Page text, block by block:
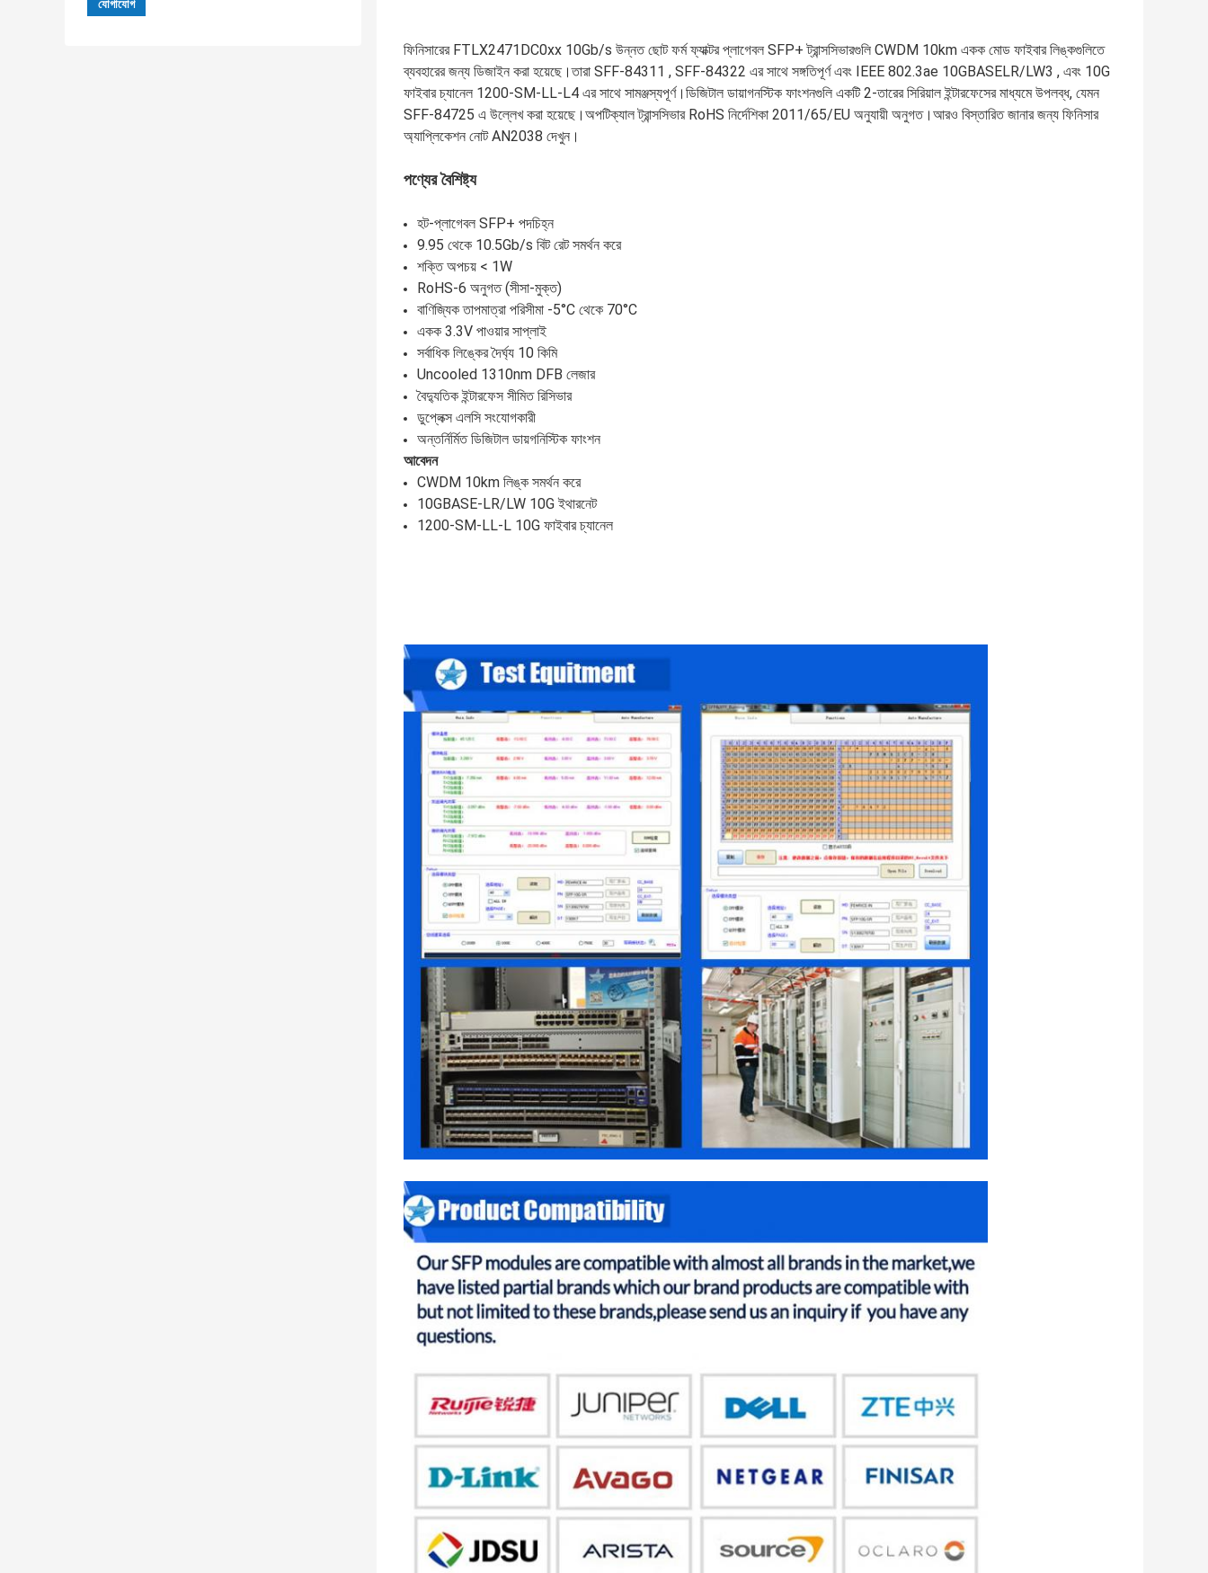
ফিনিসারের FTLX2471DC0xx 10Gb/s উন্নত ছোট ফর্ম ফ্যাক্টর প্লাগেবল SFP+ ট্রান্সসিভারগুলি CWDM 10km একক মোড ফাইবার লিঙ্কগুলিতে
ব্যবহারের জন্য ডিজাইন করা হয়েছে।তারা SFF-84311 , SFF-84322 এর সাথে সঙ্গতিপূর্ণ এবং IEEE 802.3ae 10GBASELR/LW3 , এবং 10G
ফাইবার চ্যানেল 1200-SM-LL-L4 এর সাথে সামঞ্জস্যপূর্ণ।ডিজিটাল ডায়াগনস্টিক ফাংশনগুলি একটি 2-তারের সিরিয়াল ইন্টারফেসের মাধ্যমে উপলব্ধ, যেমন
SFF-84725 এ উল্লেখ করা হয়েছে।অপটিক্যাল ট্রান্সসিভার RoHS নির্দেশিকা 2011/65/EU অনুযায়ী অনুগত।আরও বিস্তারিত জানার জন্য ফিনিসার
অ্যাপ্লিকেশন নোট AN2038 দেখুন।
পণ্যের বৈশিষ্ট্য
হট-প্লাগেবল SFP+ পদচিহ্ন
9.95 থেকে 10.5Gb/s বিট রেট সমর্থন করে
শক্তি অপচয় < 1W
RoHS-6 অনুগত (সীসা-মুক্ত)
বাণিজ্যিক তাপমাত্রা পরিসীমা -5°C থেকে 70°C
একক 3.3V পাওয়ার সাপ্লাই
সর্বাধিক লিঙ্কের দৈর্ঘ্য 10 কিমি
Uncooled 1310nm DFB লেজার
বৈদ্যুতিক ইন্টারফেস সীমিত রিসিভার
ডুপ্লেক্স এলসি সংযোগকারী
অন্তর্নির্মিত ডিজিটাল ডায়গনিস্টিক ফাংশন
আবেদন
CWDM 10km লিঙ্ক সমর্থন করে
10GBASE-LR/LW 10G ইথারনেট
1200-SM-LL-L 10G ফাইবার চ্যানেল